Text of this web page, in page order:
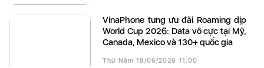
VinaPhone tung ưu đãi Roaming dịp
World Cup 2026: Data vô cực tại Mỹ,
Canada, Mexico và 130+ quốc gia
Thứ Năm 18/06/2026 11:00